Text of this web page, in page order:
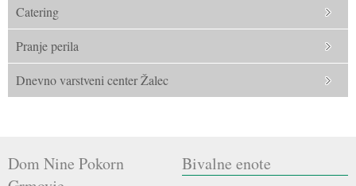
Catering
Pranje perila
Dnevno varstveni center Žalec
Dom Nine Pokorn
Bivalne enote